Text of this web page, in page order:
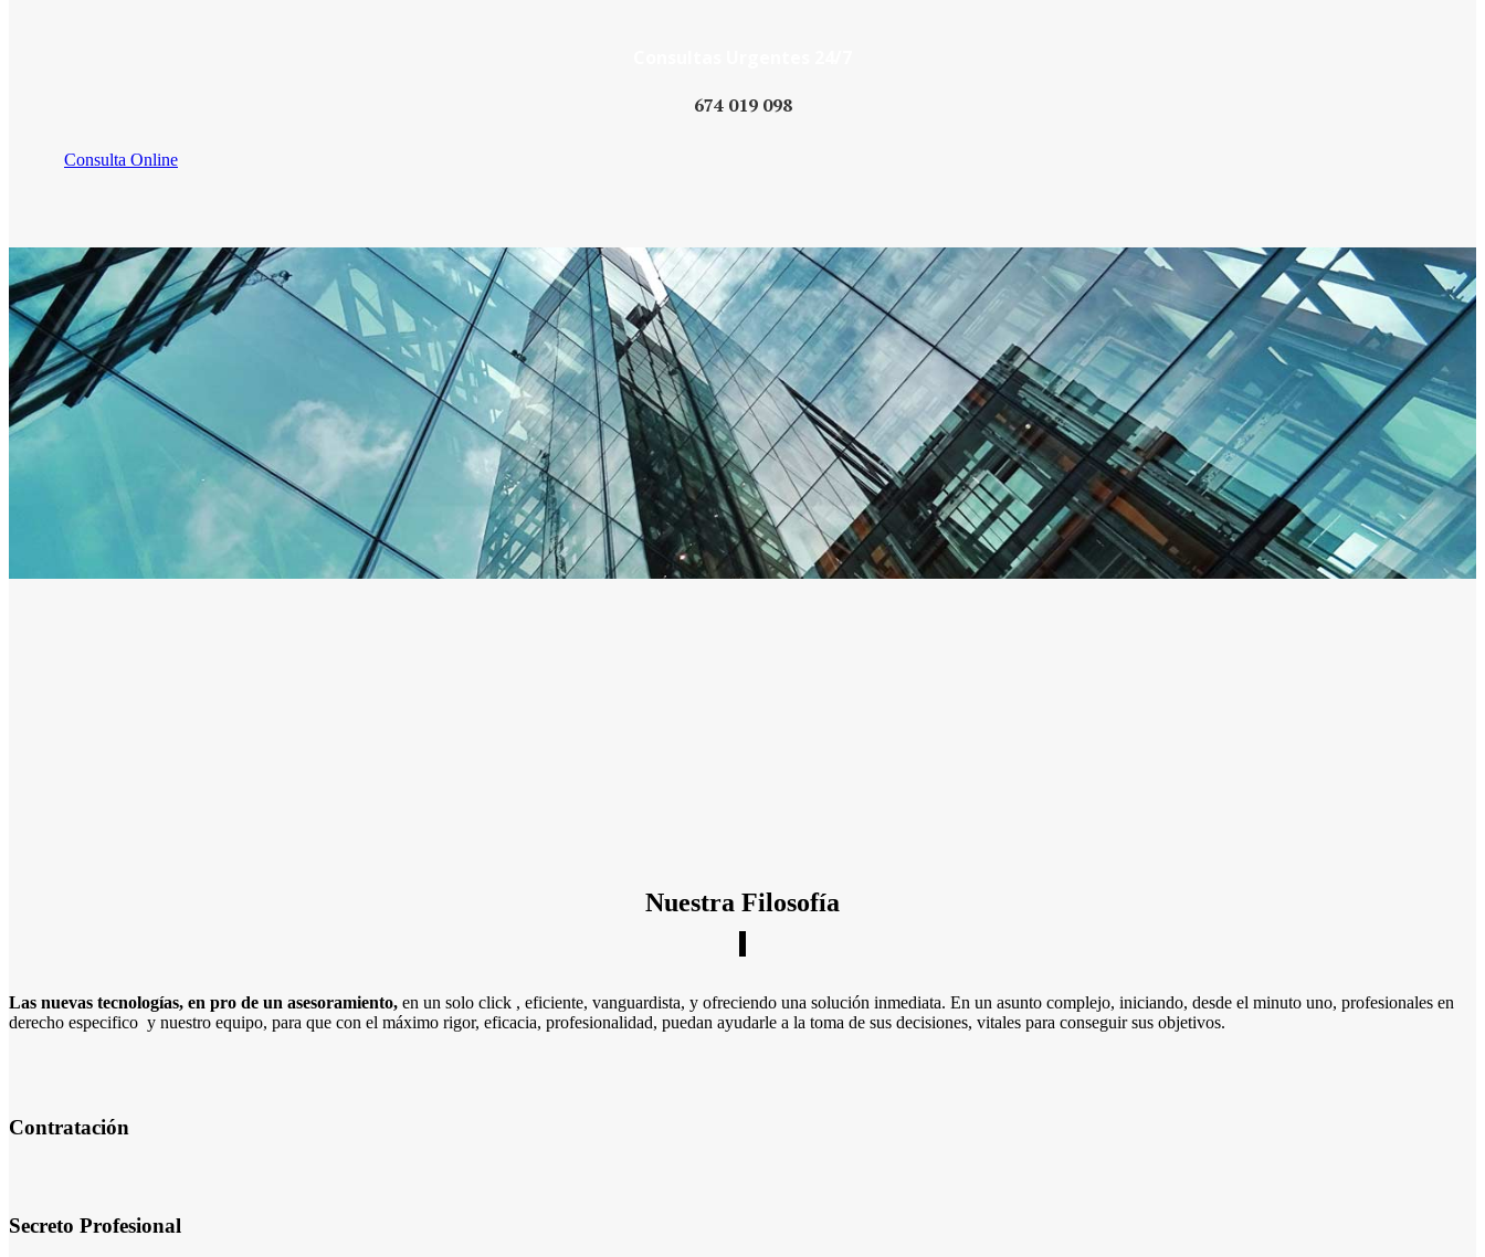
674 019 098
Consulta Online
Nuestra Filosofía
Las nuevas tecnologías, en pro de un asesoramiento, en un solo click , eficiente, vanguardista, y ofreciendo una solución inmediata. En un asunto complejo, iniciando, desde el minuto uno, profesionales en
derecho especifico y nuestro equipo, para que con el máximo rigor, eficacia, profesionalidad, puedan ayudarle a la toma de sus decisiones, vitales para conseguir sus objetivos.
Contratación
Secreto Profesional